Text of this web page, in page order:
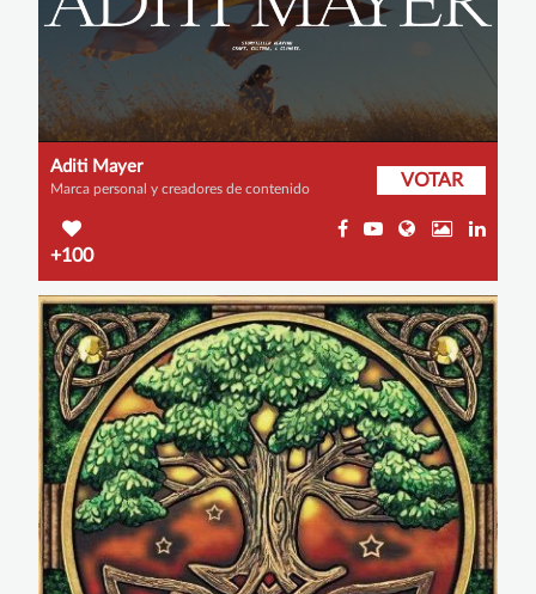
Aditi Mayer
Marca personal y creadores de contenido VOTAR
+100